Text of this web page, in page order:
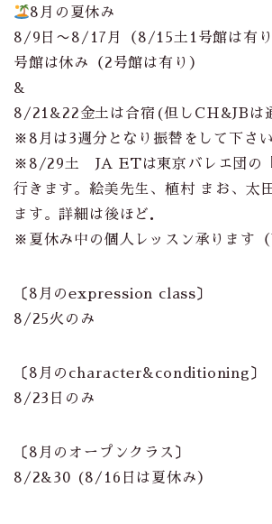
8月の夏休み
8/9日〜8/17月（8/15土1号館は有
号館は休み（2号館は有り）
&
8/21&22金土は合宿(但しCH&JBは
※8月は3週分となり振替をして下さい
※8/29土 JA ETは東京バレエ団の
行きます。絵美先生、植村 まお、太
ます。詳細は後ほど．
※夏休み中の個人レッスン承ります
〔8月のexpression class〕
8/25火のみ
〔8月のcharacter&conditioning〕
8/23日のみ
〔8月のオープンクラス〕
8/2&30 (8/16日は夏休み）